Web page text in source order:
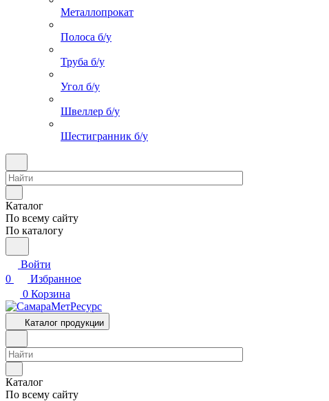
Металлопрокат
Полоса б/у
Труба б/у
Угол б/у
Швеллер б/у
Шестигранник б/у
Каталог
По всему сайту
По каталогу
Войти
0
Избранное
0 Корзина
Каталог продукции
Каталог
По всему сайту